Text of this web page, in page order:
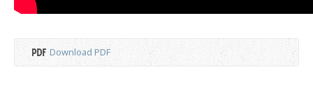
Download PDF